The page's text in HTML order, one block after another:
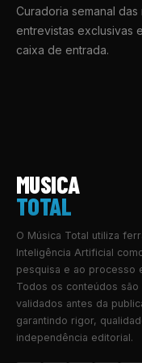
Curadoria semanal das
entrevistas exclusivas
caixa de entrada.
MUSICA
TOTAL
O Música Total utiliza
Inteligência Artificial
pesquisa e ao processo
Todos os conteúdos
validados antes da
garantindo rigor,
independência editorial.